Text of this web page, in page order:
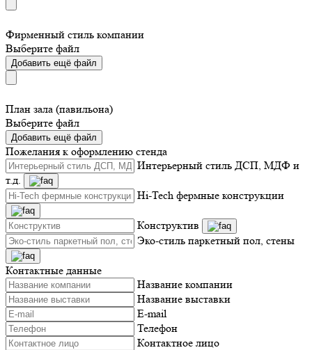
Фирменный стиль компании
Выберите файл
Добавить ещё файл
План зала (павильона)
Выберите файл
Добавить ещё файл
Пожелания к оформлению стенда
Интерьерный стиль ДСП, МДФ и
т.д.
Hi-Tech фермные конструкции
Конструктив
Эко-стиль паркетный пол, стены
Контактные данные
Название компании
Название выставки
E-mail
Телефон
Контактное лицо